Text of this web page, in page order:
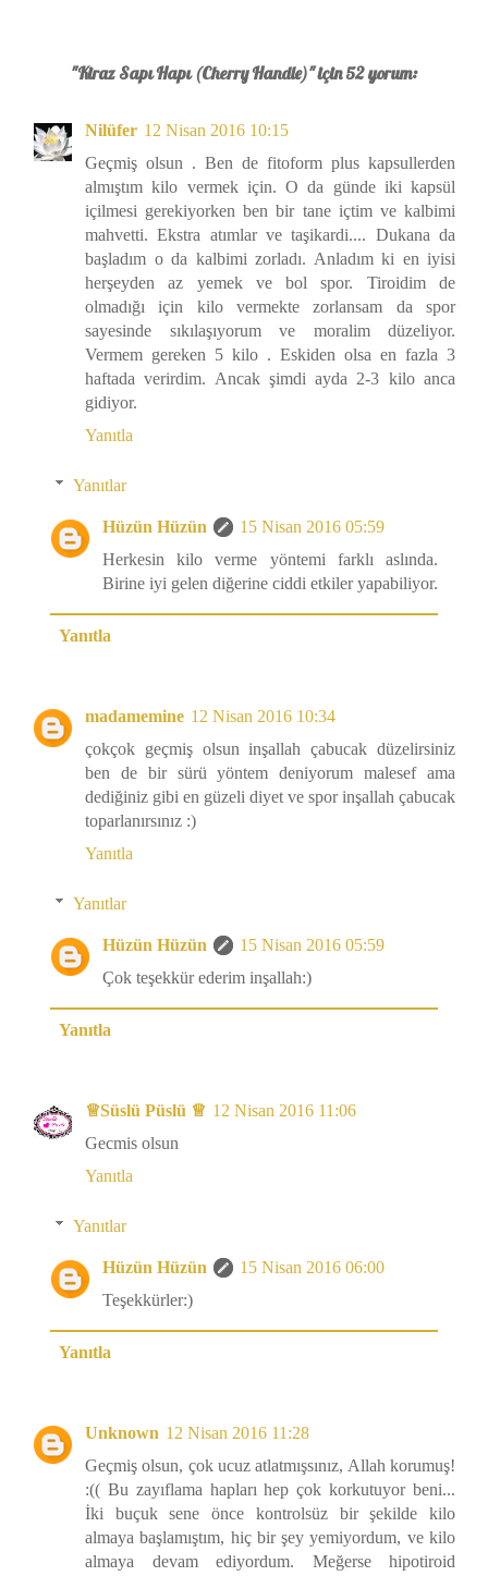
"Kiraz Sapı Hapı (Cherry Handle)" için 52 yorum:
Nilüfer 12 Nisan 2016 10:15
Geçmiş olsun . Ben de fitoform plus kapsullerden
almıştım kilo vermek için. O da günde iki kapsül
içilmesi gerekiyorken ben bir tane içtim ve kalbimi
mahvetti. Ekstra atımlar ve taşikardi.... Dukana da
başladım o da kalbimi zorladı. Anladım ki en iyisi
herşeyden az yemek ve bol spor. Tiroidim de
olmadığı için kilo vermekte zorlansam da spor
sayesinde sıkılaşıyorum ve moralim düzeliyor.
Vermem gereken 5 kilo . Eskiden olsa en fazla 3
haftada verirdim. Ancak şimdi ayda 2-3 kilo anca
gidiyor.
Yanıtla
Yanıtlar
Hüzün Hüzün
15 Nisan 2016 05:59
Herkesin kilo verme yöntemi farklı aslında.
Birine iyi gelen diğerine ciddi etkiler yapabiliyor.
Yanıtla
madamemine 12 Nisan 2016 10:34
çokçok geçmiş olsun inşallah çabucak düzelirsiniz
ben de bir sürü yöntem deniyorum malesef ama
dediğiniz gibi en güzeli diyet ve spor inşallah çabucak
toparlanırsınız :)
Yanıtla
Yanıtlar
Hüzün Hüzün
15 Nisan 2016 05:59
Çok teşekkür ederim inşallah:)
Yanıtla
♕Süslü Püslü ♕ 12 Nisan 2016 11:06
Gecmis olsun
Yanıtla
Yanıtlar
Hüzün Hüzün
15 Nisan 2016 06:00
Teşekkürler:)
Yanıtla
Unknown 12 Nisan 2016 11:28
Geçmiş olsun, çok ucuz atlatmışsınız, Allah korumuş!
:(( Bu zayıflama hapları hep çok korkutuyor beni...
İki buçuk sene önce kontrolsüz bir şekilde kilo
almaya başlamıştım, hiç bir şey yemiyordum, ve kilo
almaya devam ediyordum. Meğerse hipotiroid